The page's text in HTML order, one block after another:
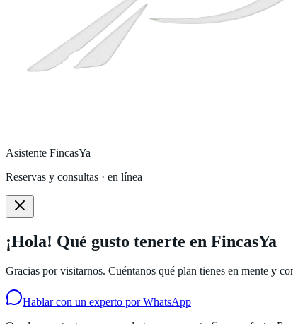
Asistente FincasYa
Reservas y consultas · en línea
¡Hola! Qué gusto tenerte en FincasYa
Gracias por visitarnos. Cuéntanos qué plan tienes en mente y
Hablar con un experto por WhatsApp